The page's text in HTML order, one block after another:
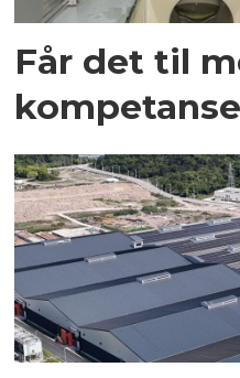
Får det til
kompetanse